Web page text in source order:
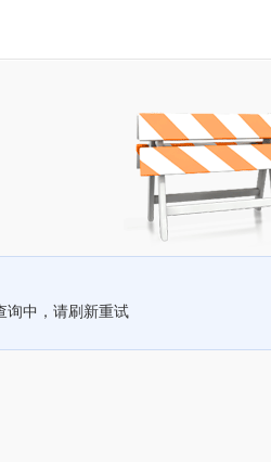
询中，请刷新重试